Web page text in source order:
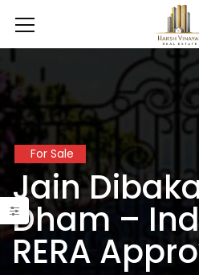
For Sale
Jain
Dham –
RERA